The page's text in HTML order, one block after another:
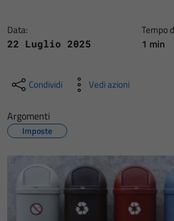
Data:
22 Luglio 2025
Tempo
1 min
Condividi Vedi azioni
Argomenti
Imposte